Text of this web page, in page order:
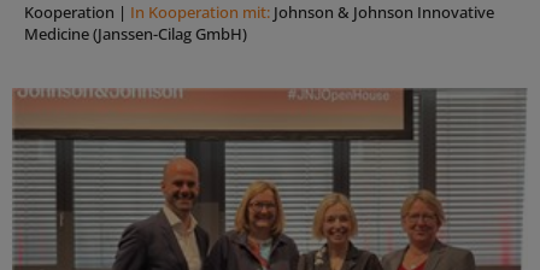
Kooperation | In Kooperation mit: Johnson & Johnson Innovative
Medicine (Janssen-Cilag GmbH)